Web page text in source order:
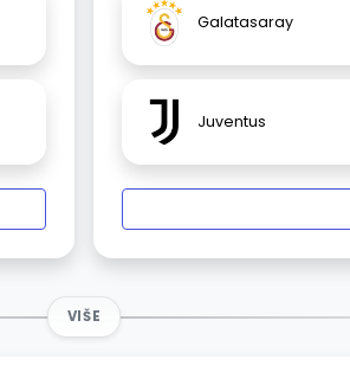
Galatasaray
Juventus
VIŠE